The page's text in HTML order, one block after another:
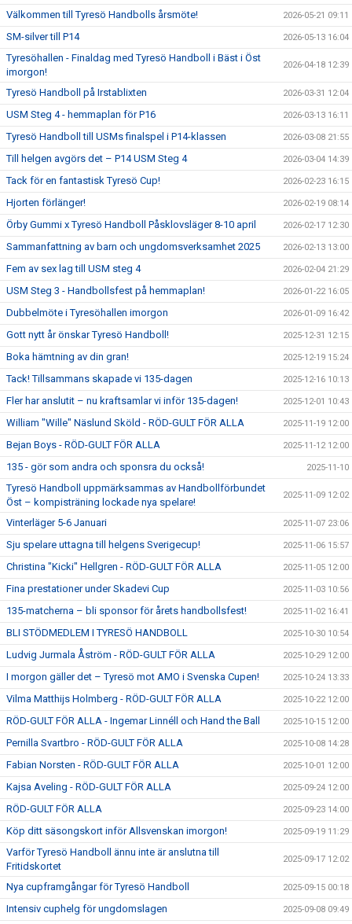
Välkommen till Tyresö Handbolls årsmöte! 2026-05-21 09:11
SM-silver till P14 2026-05-13 16:04
Tyresöhallen - Finaldag med Tyresö Handboll i Bäst i Öst
imorgon!
2026-04-18 12:39
Tyresö Handboll på Irstablixten 2026-03-31 12:04
USM Steg 4 - hemmaplan för P16 2026-03-13 16:11
Tyresö Handboll till USMs finalspel i P14-klassen 2026-03-08 21:55
Till helgen avgörs det – P14 USM Steg 4 2026-03-04 14:39
Tack för en fantastisk Tyresö Cup! 2026-02-23 16:15
Hjorten förlänger! 2026-02-19 08:14
Örby Gummi x Tyresö Handboll Påsklovsläger 8-10 april 2026-02-17 12:30
Sammanfattning av barn och ungdomsverksamhet 2025 2026-02-13 13:00
Fem av sex lag till USM steg 4 2026-02-04 21:29
USM Steg 3 - Handbollsfest på hemmaplan! 2026-01-22 16:05
Dubbelmöte i Tyresöhallen imorgon 2026-01-09 16:42
Gott nytt år önskar Tyresö Handboll! 2025-12-31 12:15
Boka hämtning av din gran! 2025-12-19 15:24
Tack! Tillsammans skapade vi 135-dagen 2025-12-16 10:13
Fler har anslutit – nu kraftsamlar vi inför 135-dagen! 2025-12-01 10:43
William "Wille" Näslund Sköld - RÖD-GULT FÖR ALLA 2025-11-19 12:00
Bejan Boys - RÖD-GULT FÖR ALLA 2025-11-12 12:00
135 - gör som andra och sponsra du också! 2025-11-10
Tyresö Handboll uppmärksammas av Handbollförbundet
Öst – kompisträning lockade nya spelare!
2025-11-09 12:02
Vinterläger 5-6 Januari 2025-11-07 23:06
Sju spelare uttagna till helgens Sverigecup! 2025-11-06 15:57
Christina "Kicki" Hellgren - RÖD-GULT FÖR ALLA 2025-11-05 12:00
Fina prestationer under Skadevi Cup 2025-11-03 10:56
135-matcherna – bli sponsor för årets handbollsfest! 2025-11-02 16:41
BLI STÖDMEDLEM I TYRESÖ HANDBOLL 2025-10-30 10:54
Ludvig Jurmala Åström - RÖD-GULT FÖR ALLA 2025-10-29 12:00
I morgon gäller det – Tyresö mot AMO i Svenska Cupen! 2025-10-24 13:33
Vilma Matthijs Holmberg - RÖD-GULT FÖR ALLA 2025-10-22 12:00
RÖD-GULT FÖR ALLA - Ingemar Linnéll och Hand the Ball 2025-10-15 12:00
Pernilla Svartbro - RÖD-GULT FÖR ALLA 2025-10-08 14:28
Fabian Norsten - RÖD-GULT FÖR ALLA 2025-10-01 12:00
Kajsa Aveling - RÖD-GULT FÖR ALLA 2025-09-24 12:00
RÖD-GULT FÖR ALLA 2025-09-23 14:00
Köp ditt säsongskort inför Allsvenskan imorgon! 2025-09-19 11:29
Varför Tyresö Handboll ännu inte är anslutna till
Fritidskortet
2025-09-17 12:02
Nya cupframgångar för Tyresö Handboll 2025-09-15 00:18
Intensiv cuphelg för ungdomslagen 2025-09-08 09:49